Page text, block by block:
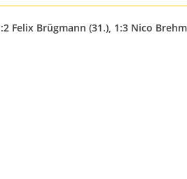
Felix Brügmann (31.), 1:3 Nico